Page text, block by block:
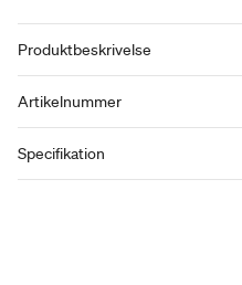
Produktbeskrivelse
Artikelnummer
Specifikation